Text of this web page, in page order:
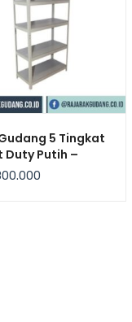
5 Tingkat
Duty Putih –